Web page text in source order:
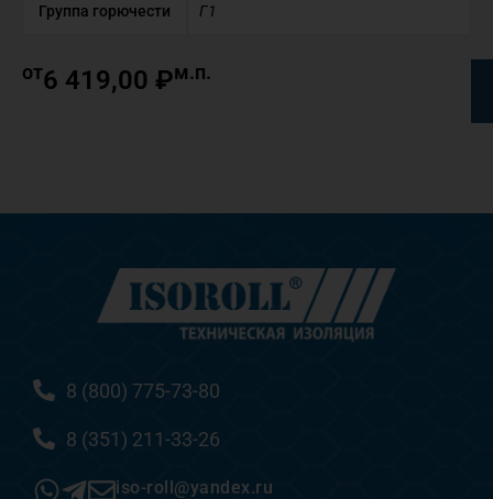
Группа горючести Г1
от6 419,00 ₽м.п.
8 (800) 775-73-80
8 (351) 211-33-26
iso-roll@yandex.ru